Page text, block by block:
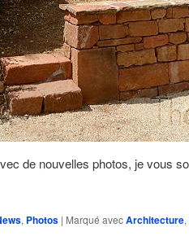
de nouvelles photos, je vous
, Photos | Marqué avecArchitecture,